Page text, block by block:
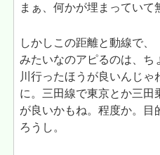
まぁ、何かが埋まっていて
しかしこの距離と動線で、
みたいなのアピるのは、ち
川行ったほうが良いんじ
に。三田線で東京とか三田
が良いかもね。程度か。目
ろうし。